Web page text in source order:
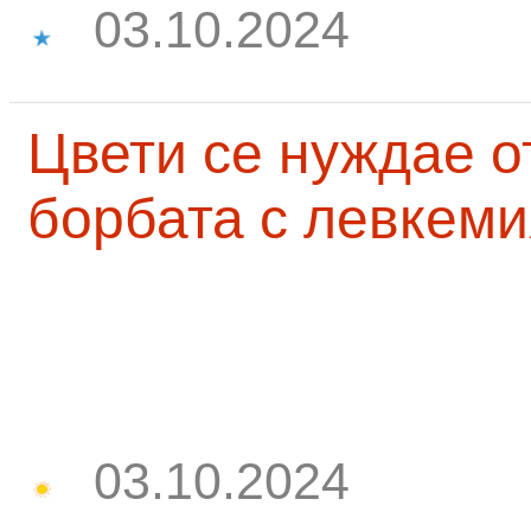
03.10.2024
Цвети се нуждае
борбата с
03.10.2024